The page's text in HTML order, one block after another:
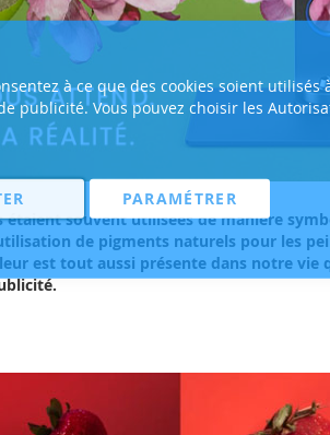
à ce que des cookies soient utilisés
publicité. Vous pouvez choisir les
PARAMÉTRER
souvent utilisées de manière
de pigments naturels pour les
est tout aussi présente dans notre